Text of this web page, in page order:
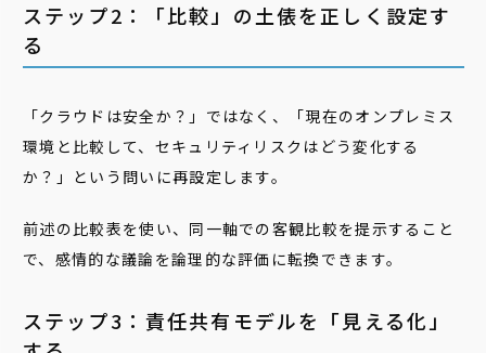
ステップ2：「比較」の土俵を正しく設定す
る
「クラウドは安全か？」ではなく、「現在のオンプレミス
環境と比較して、セキュリティリスクはどう変化する
か？」という問いに再設定します。
前述の比較表を使い、同一軸での客観比較を提示すること
で、感情的な議論を論理的な評価に転換できます。
ステップ3：責任共有モデルを「見える化」